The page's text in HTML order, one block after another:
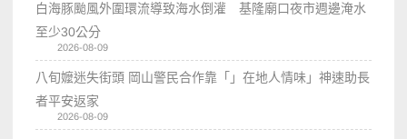
白海豚颱風外圍環流導致海水倒灌 基隆廟口夜市週邊淹水
至少30公分
2026-08-09
八旬嬤迷失街頭 岡山警民合作靠「」在地人情味」神速助長
者平安返家
2026-08-09